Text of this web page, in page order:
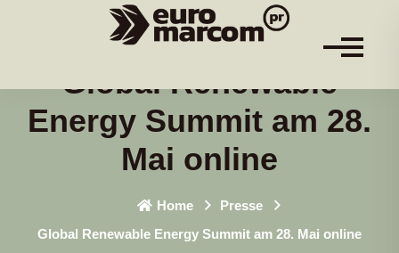
Global Renewable
Energy Summit am 28.
Mai online
Home
Presse
Global Renewable Energy Summit am 28. Mai online